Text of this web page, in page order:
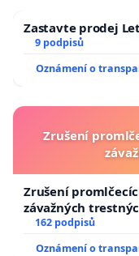
Zastavte prodej
9 podpisů
Oznámení o
Zrušení
Zrušení
závažných
162 podpisů
Oznámení o